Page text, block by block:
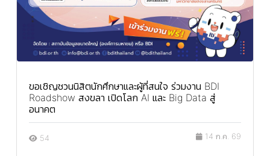
ขอเชิญชวนนิสิตนักศึกษาและผู้ที่สนใจ ร่วมงาน BDI
Roadshow สงขลา เปิดโลก AI และ Big Data สู่
อนาคต
54 14 ก.ค. 69